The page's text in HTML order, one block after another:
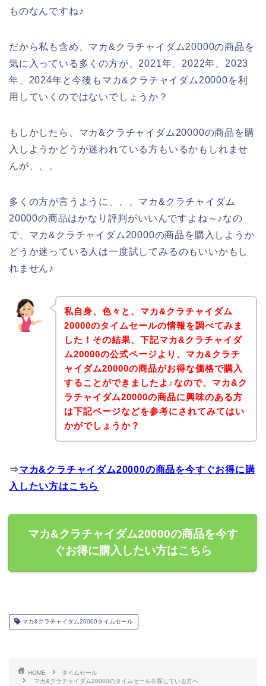
ものなんですね♪
だから私も含め、マカ&クラチャイダム20000の商品を
気に入っている多くの方が、2021年、2022年、2023
年、2024年と今後もマカ&クラチャイダム20000を利
用していくのではないでしょうか？
もしかしたら、マカ&クラチャイダム20000の商品を購
入しようかどうか迷われている方もいるかもしれませ
んが、、、
多くの方が言うように、、、マカ&クラチャイダム
20000の商品はかなり評判がいいんですよね～♪なの
で、マカ&クラチャイダム20000の商品を購入しようか
どうか迷っている人は一度試してみるのもいいかもし
れません♪
私自身、色々と、マカ&クラチャイダム
20000のタイムセールの情報を調べてみま
した！その結果、下記マカ&クラチャイダ
ム20000の公式ページより、マカ&クラチ
ャイダム20000の商品がお得な価格で購入
することができましたよ♪なので、マカ&ク
ラチャイダム20000の商品に興味のある方
は下記ページなどを参考にされてみてはい
かがでしょうか？
⇒マカ&クラチャイダム20000の商品を今すぐお得に購
入したい方はこちら
マカ&クラチャイダム20000の商品を今す
ぐお得に購入したい方はこちら
マカ&クラチャイダム20000タイムセール
HOME
タイムセール
マカ&クラチャイダム20000のタイムセールを探している方へ